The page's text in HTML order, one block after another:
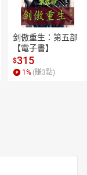
剑傲重生：第五部
【電子書】
$315
1 % (賺3點)